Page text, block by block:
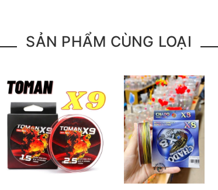
SẢN PHẨM CÙNG LOẠI